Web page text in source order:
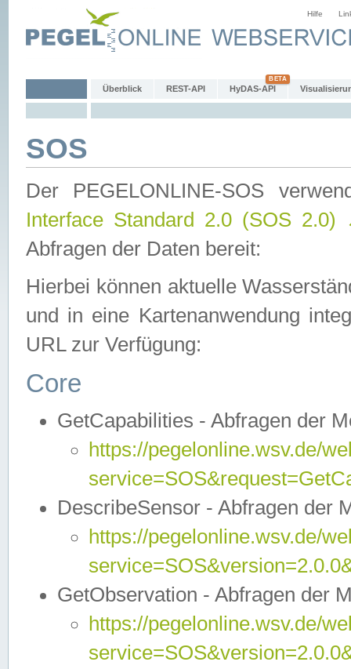
Hilfe
Überblick REST-API HyDAS-API
SOS
Der PEGELONLINE-SOS
Interface Standard 2.0 (SOS 2.0)
Abfragen der Daten bereit:
Hierbei können aktuelle
und in eine Kartenanwendung
URL zur Verfügung:
Core
GetCapabilities - Abfragen der
https://pegelonline.wsv.de/
DescribeSensor - Abfragen der
https://pegelonline.wsv.de/
GetObservation - Abfragen der
https://pegelonline.wsv.de/